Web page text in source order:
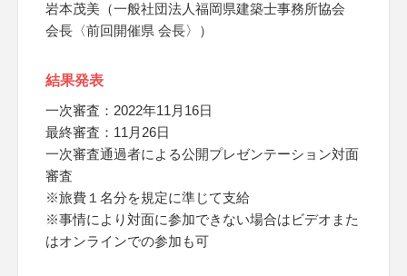
岩本茂美（一般社団法人福岡県建築士事務所協会
会長〈前回開催県 会長〉）
結果発表
一次審査：2022年11月16日
最終審査：11月26日
一次審査通過者による公開プレゼンテーション対面
審査
※旅費１名分を規定に準じて支給
※事情により対面に参加できない場合はビデオまた
はオンラインでの参加も可